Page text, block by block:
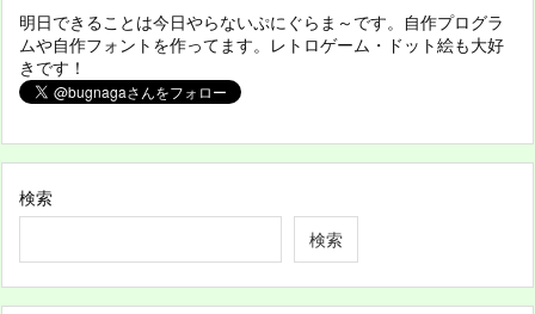
明日できることは今日やらないぷにぐらま～です。自作プログラ
ムや自作フォントを作ってます。レトロゲーム・ドット絵も大好
きです！
検索
検索